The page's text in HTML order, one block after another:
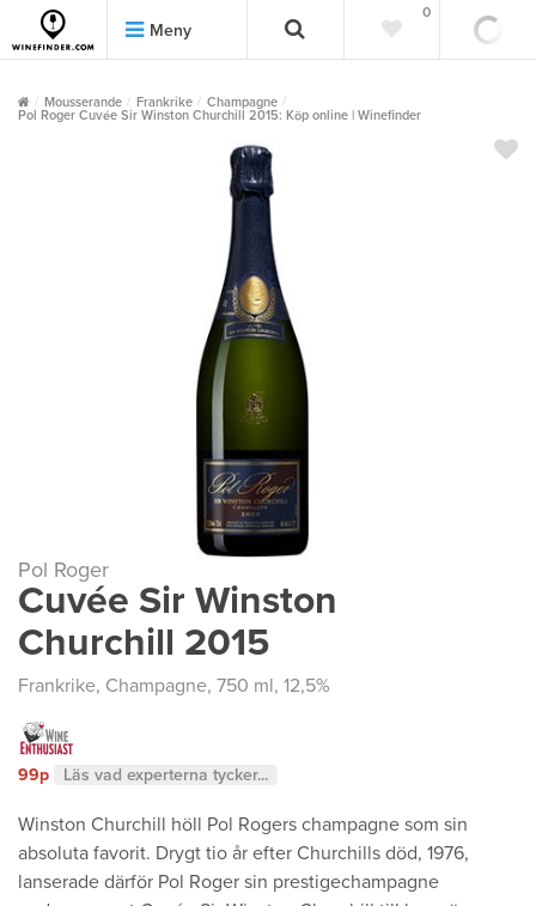
Meny
0
Mousserande Frankrike
Champagne
Pol Roger Cuvée Sir Winston Churchill 2015: Köp online | Winefinder
Pol Roger
Cuvée Sir Winston
Churchill 2015
Frankrike, Champagne, 750 ml, 12,5%
99p Läs vad experterna tycker...
Winston Churchill höll Pol Rogers champagne som sin
absoluta favorit. Drygt tio år efter Churchills död, 1976,
lanserade därför Pol Roger sin prestigechampagne
""